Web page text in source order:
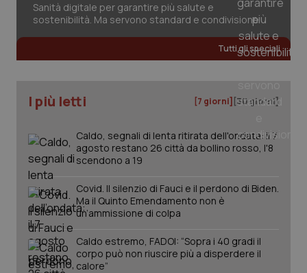
Sanità digitale per garantire più salute e
sostenibilità. Ma servono standard e condivisione
Tutti gli speciali
I più letti [7 giorni] [30 giorni]
Caldo, segnali di lenta ritirata dell'ondata: il 7
agosto restano 26 città da bollino rosso, l'8
scendono a 19
Covid. Il silenzio di Fauci e il perdono di Biden.
Ma il Quinto Emendamento non è
un’ammissione di colpa
Caldo estremo, FADOI: “Sopra i 40 gradi il
corpo può non riuscire più a disperdere il
calore”
PHPSESSID
PHP.net